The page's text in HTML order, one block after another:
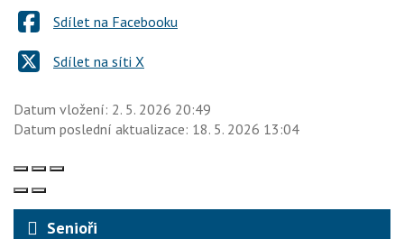
Sdílet na Facebooku
Sdílet na síti X
Datum vložení: 2. 5. 2026 20:49
Datum poslední aktualizace: 18. 5. 2026 13:04
Senioři